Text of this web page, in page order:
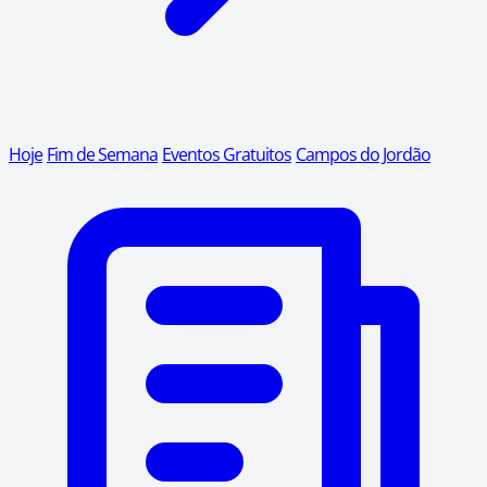
Hoje Fim de Semana Eventos Gratuitos Campos do Jordão